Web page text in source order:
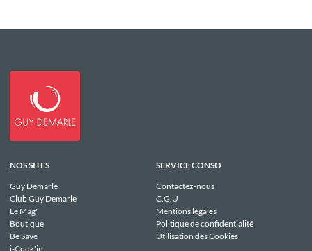
NOS SITES
Guy Demarle
Club Guy Demarle
Le Mag'
Boutique
Be Save
i-Cook'in
SERVICE CONSO
Contactez-nous
C.G.U
Mentions légales
Politique de confidentialité
Utilisation des Cookies